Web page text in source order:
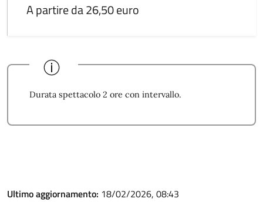
A partire da 26,50 euro
Durata spettacolo 2 ore con intervallo.
Ultimo aggiornamento: 18/02/2026, 08:43